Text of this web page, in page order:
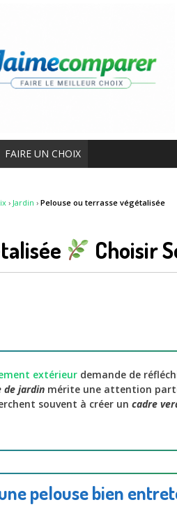
FAIRE UN CHOIX
› Jardin › Pelouse ou terrasse végétalisée
Choisir
extérieur demande de
de jardin mérite une attention
souvent à créer un cadre
pelouse bien